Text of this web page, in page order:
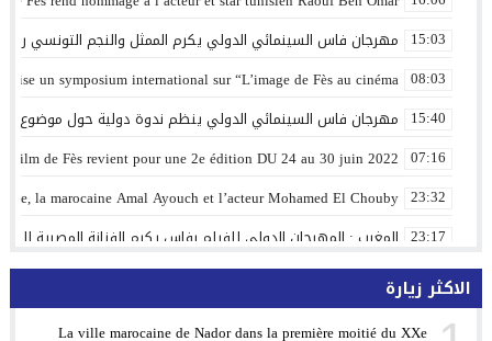
15:03 مهرجان فاس السينمائي الدولي يكرم الممثل والنجم التونسي
08:03
un symposium international sur “L’image de Fès au cinéma”
15:40 مهرجان فاس السينمائي الدولي ينظم ندوة دولية حول موضوع
07:16
Film de Fès revient pour une 2e édition DU 24 au 30 juin 2022
23:32
la marocaine Amal Ayouch et l’acteur Mohamed El Chouby
23:17 المغرب : المهرجان الدولي للفيلم بفاس يكرم الفنانة المصرية
09:24
film de Fès, et vingt courts métrages concourront pour ses prix
du film de Fès et douze films concourront pour ses prix
الاكثر زيارة
La ville marocaine de Nador dans la première moitié du XXe